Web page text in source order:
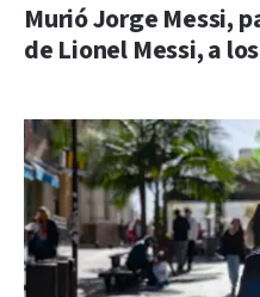
Murió Jorge Messi,
de Lionel Messi, a